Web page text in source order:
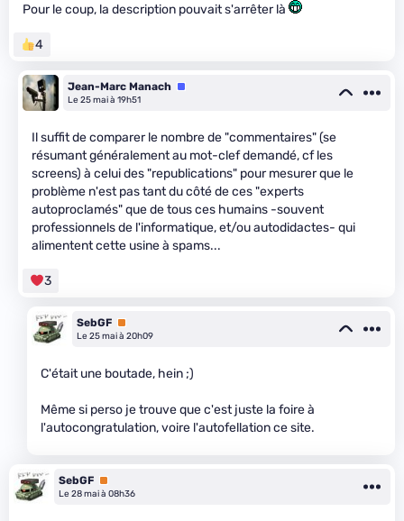
Pour le coup, la description pouvait s'arrêter là
4
Jean-Marc Manach Équipe
Le 25 mai à 19h51
Il suffit de comparer le nombre de "commentaires" (se
résumant généralement au mot-clef demandé, cf les
screens) à celui des "republications" pour mesurer que le
problème n'est pas tant du côté de ces "experts
autoproclamés" que de tous ces humains -souvent
professionnels de l'informatique, et/ou autodidactes- qui
alimentent cette usine à spams...
3
SebGF Premium
Le 25 mai à 20h09
C'était une boutade, hein ;)
Même si perso je trouve que c'est juste la foire à
l'autocongratulation, voire l'autofellation ce site.
SebGF Premium
Le 28 mai à 08h36